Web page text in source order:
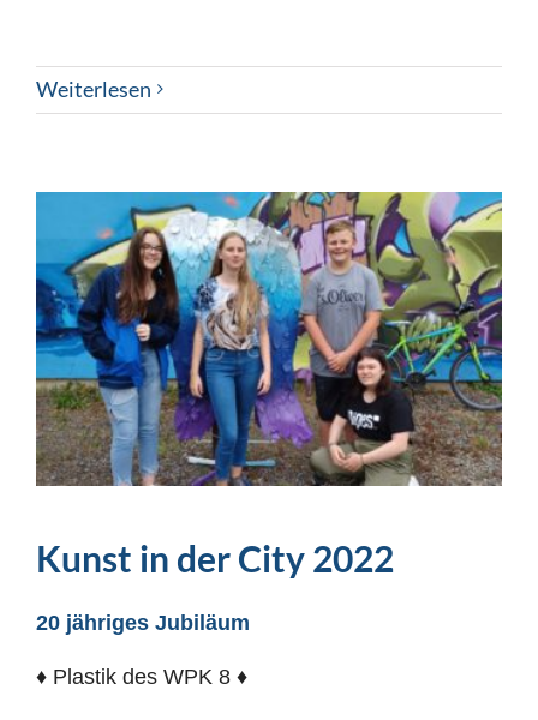
Weiterlesen
Kunst in der City 2022
20 jähriges Jubiläum
♦ Plastik des WPK 8 ♦